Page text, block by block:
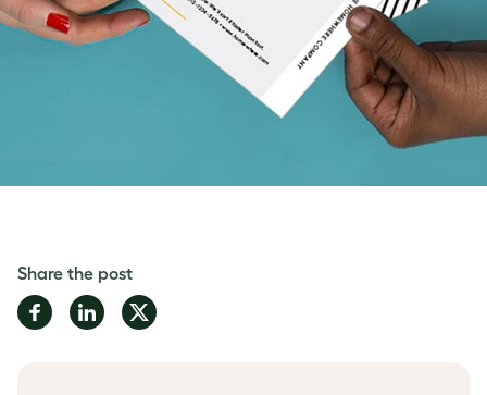
Share the post
Share
on
Share
on
Share
on